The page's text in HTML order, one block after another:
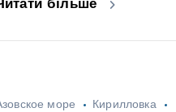
більше
море Кирилловка